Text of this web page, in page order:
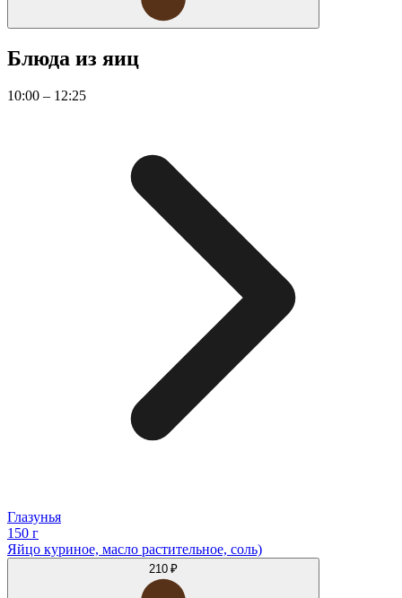
Блюда из яиц
10:00 – 12:25
Глазунья
150 г
Яйцо куриное, масло растительное, соль)
210 ₽